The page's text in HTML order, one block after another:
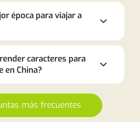
época para viajar a
caracteres para
en China?
más frecuentes